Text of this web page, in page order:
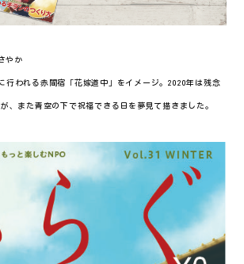
やか
行われる赤間宿「花嫁道中」をイメージ。2020年は残念
、また青空の下で祝福できる日を夢見て描きました。